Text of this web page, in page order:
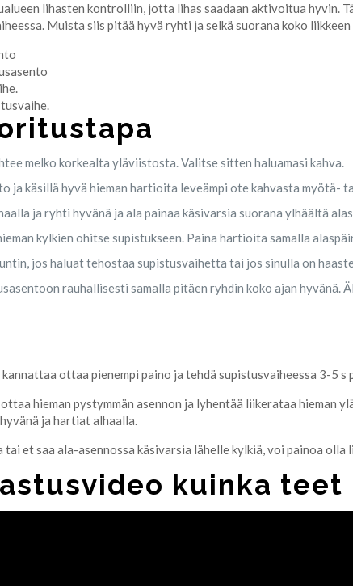
lihasten kontrolliin, jotta lihas saadaan aktivoitua hyvin.
Muista siis pitää hyvä ryhti ja selkä suorana koko
melko korkealta yläviistosta. Valitse sitten haluamasi kahva.
ja käsillä hyvä hieman hartioita leveämpi ote kahvasta
ja ryhti hyvänä ja ala painaa käsivarsia suorana ylhäältä
kylkien ohitse supistukseen. Paina hartioita samalla
jos haluat tehostaa supistusvaihetta tai jos sinulla on
rauhallisesti samalla pitäen ryhdin koko ajan
kannattaa ottaa pienempi paino ja tehdä supistusvaiheessa 3-5 s
hieman pystymmän asennon ja lyhentää liikerataa hieman
ja hartiat alhaalla.
et saa ala-asennossa käsivarsia lähelle kylkiä, voi painoa olla
kuinka